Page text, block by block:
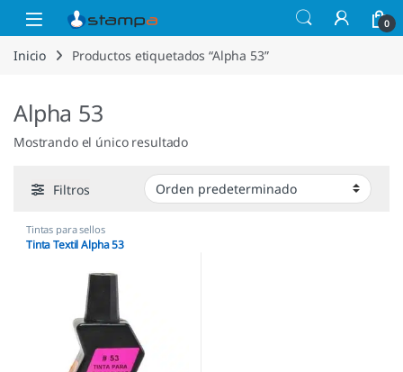
Saltar a la navegación
Saltar al contenido
Open 0
Inicio Productos etiquetados “Alpha 53”
Alpha 53
Mostrando el único resultado
Filtros
Tintas para sellos
Tinta Textil Alpha 53